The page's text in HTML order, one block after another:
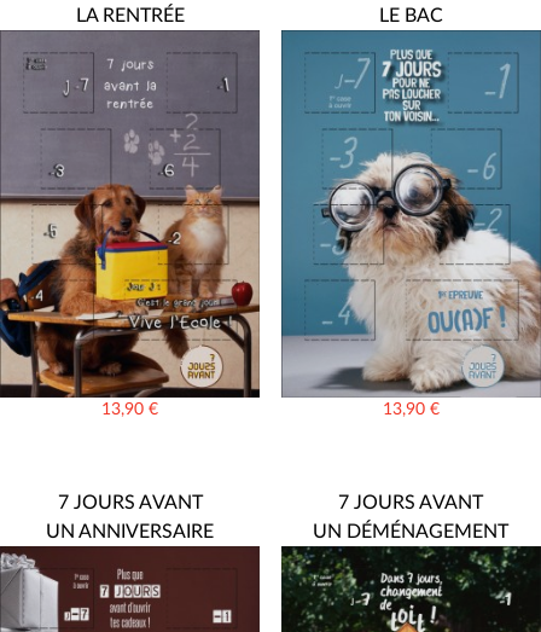
LA RENTRÉE
13,90€
LE BAC
13,90 €
7 JOURS AVANT
UN ANNIVERSAIRE
7 JOURS AVANT
UN DÉMÉNAGEMENT